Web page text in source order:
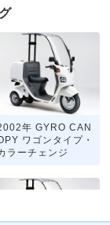
年 GYRO CAN
ワゴンタイプ・
ラーチェンジ